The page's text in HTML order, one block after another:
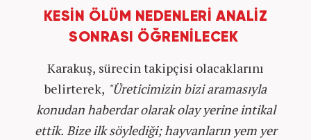
KESİN ÖLÜM NEDENLERİ ANALİZ
SONRASI ÖĞRENİLECEK
Karakuş, sürecin takipçisi olacaklarını
belirterek, "Üreticimizin bizi aramasıyla
konudan haberdar olarak olay yerine intikal
ettik. Bize ilk söylediği; hayvanların yem yer